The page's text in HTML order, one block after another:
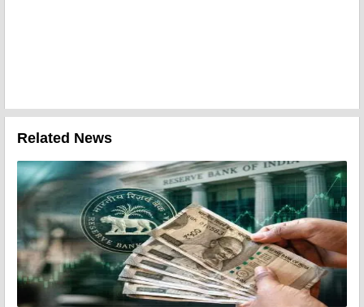
Related News